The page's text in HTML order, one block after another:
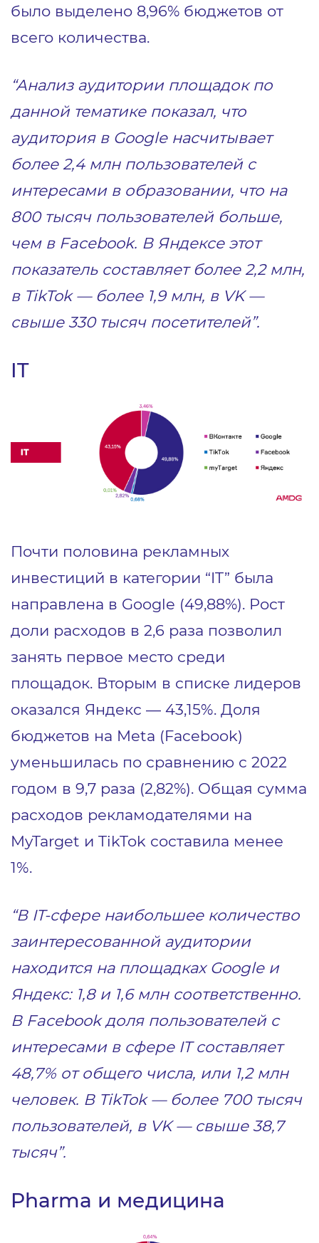
было выделено 8,96% бюджетов от
всего количества.
“Анализ аудитории площадок по
данной тематике показал, что
аудитория в Google насчитывает
более 2,4 млн пользователей с
интересами в образовании, что на
800 тысяч пользователей больше,
чем в Facebook. В Яндексе этот
показатель составляет более 2,2 млн,
в TikTok — более 1,9 млн, в VK —
свыше 330 тысяч посетителей”.
IT
Почти половина рекламных
инвестиций в категории “IT” была
направлена в Google (49,88%). Рост
доли расходов в 2,6 раза позволил
занять первое место среди
площадок. Вторым в списке лидеров
оказался Яндекс — 43,15%. Доля
бюджетов на Meta (Facebook)
уменьшилась по сравнению с 2022
годом в 9,7 раза (2,82%). Общая сумма
расходов рекламодателями на
MyTarget и TikTok составила менее
1%.
“В IT-сфере наибольшее количество
заинтересованной аудитории
находится на площадках Google и
Яндекс: 1,8 и 1,6 млн соответственно.
В Facebook доля пользователей с
интересами в сфере IT составляет
48,7% от общего числа, или 1,2 млн
человек. В TikTok — более 700 тысяч
пользователей, в VK — свыше 38,7
тысяч”.
Pharma и медицина